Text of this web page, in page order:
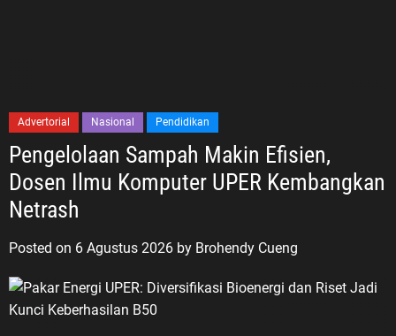
Advertorial Nasional Pendidikan
Pengelolaan Sampah Makin Efisien,
Dosen Ilmu Komputer UPER Kembangkan
Netrash
Posted on 6 Agustus 2026 by Brohendy Cueng